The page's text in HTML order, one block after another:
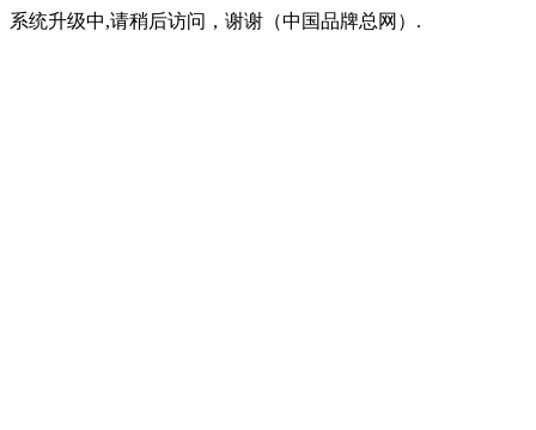
系统升级中,请稍后访问，谢谢（中国品牌总网）.